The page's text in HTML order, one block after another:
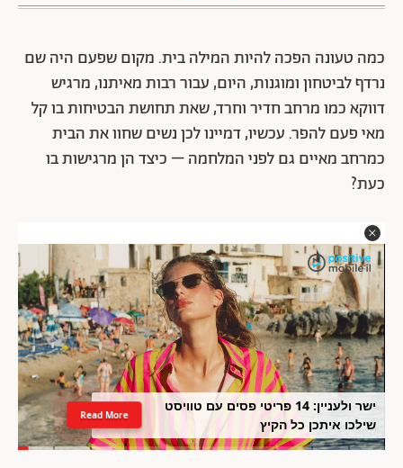
כמה טעונה הפכה להיות המילה בית. מקום שפעם היה שם
נרדף לביטחון ומוגנות, היום, עבור רבות מאיתנו, מרגיש
דווקא כמו מרחב חדיר וחרד, שאת תחושת הבטיחות בו קל
מאי פעם להפר. עכשיו, דמיינו לכן נשים שחוו את הבית
כמרחב מאיים גם לפני המלחמה – כיצד הן מרגישות בו
כעת?
ישר ולעניין: 14 פריטי פסים עם טוויסט
שילכו איתכן כל הקיץ
Read More